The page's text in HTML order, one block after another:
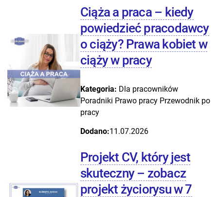
Ciąża a praca – kiedy
powiedzieć pracodawcy
o ciąży? Prawa kobiet w
ciąży w pracy
Kategoria: Dla pracowników
Poradniki Prawo pracy Przewodnik po
pracy
Dodano:11.07.2026
Projekt CV, który jest
skuteczny – zobacz
projekt życiorysu w 7